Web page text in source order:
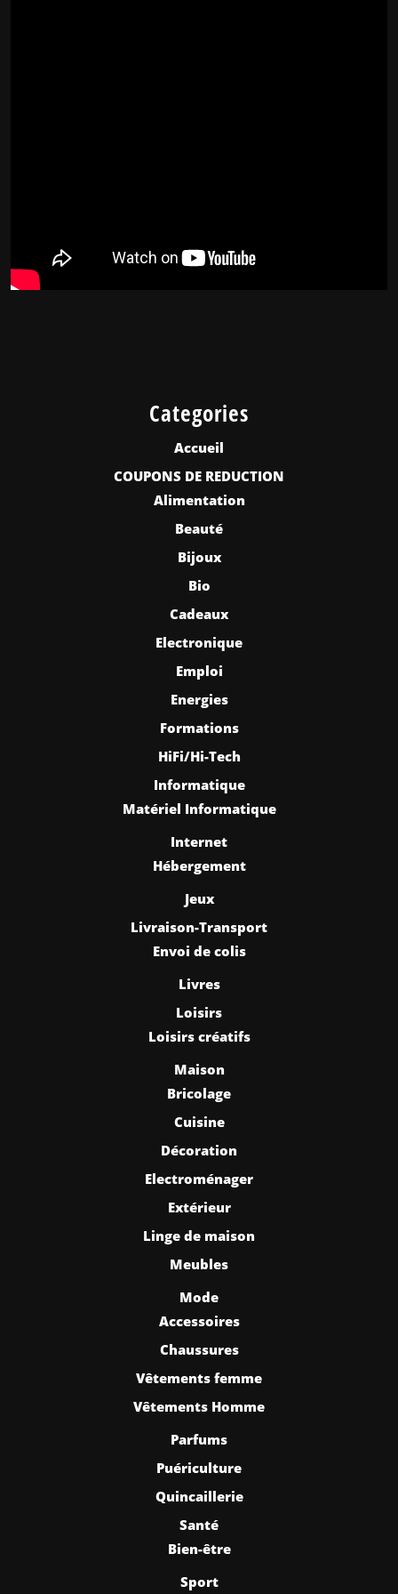
Categories
Accueil
COUPONS DE REDUCTION
Alimentation
Beauté
Bijoux
Bio
Cadeaux
Electronique
Emploi
Energies
Formations
HiFi/Hi-Tech
Informatique
Matériel Informatique
Internet
Hébergement
Jeux
Livraison-Transport
Envoi de colis
Livres
Loisirs
Loisirs créatifs
Maison
Bricolage
Cuisine
Décoration
Electroménager
Extérieur
Linge de maison
Meubles
Mode
Accessoires
Chaussures
Vêtements femme
Vêtements Homme
Parfums
Puériculture
Quincaillerie
Santé
Bien-être
Sport